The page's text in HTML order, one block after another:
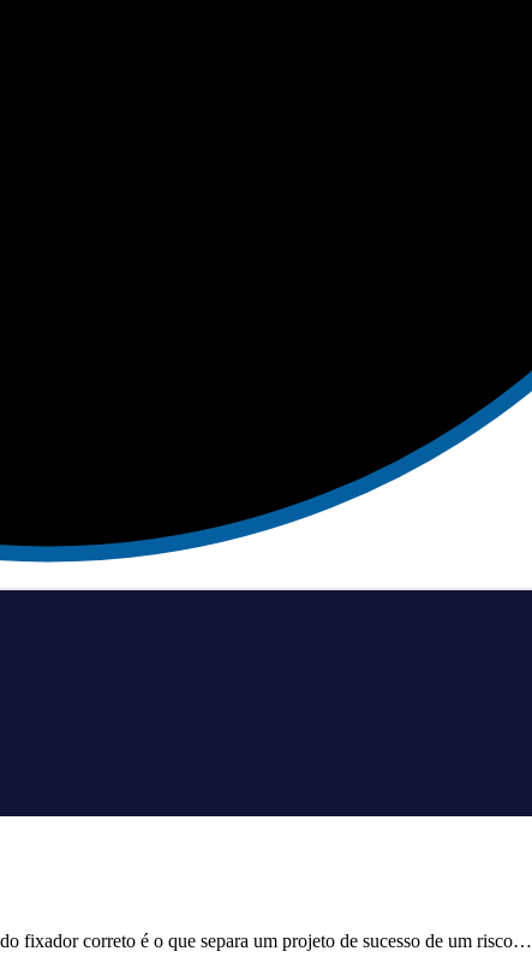
fixador correto é o que separa um projeto de sucesso de um risco…